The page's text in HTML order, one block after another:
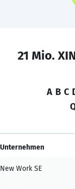
21 Mio.
A B C
Unternehmen
New Work SE